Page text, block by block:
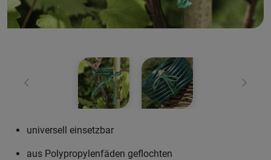
Zurück Weiter
universell einsetzbar
aus Polypropylenfäden geflochten